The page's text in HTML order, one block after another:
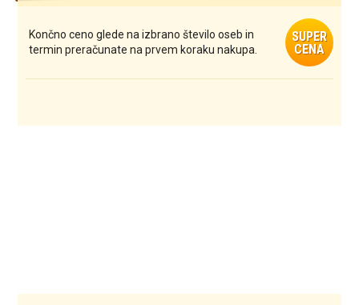
Končno ceno glede na izbrano število oseb in
termin preračunate na prvem koraku nakupa.
SUPER
CENA